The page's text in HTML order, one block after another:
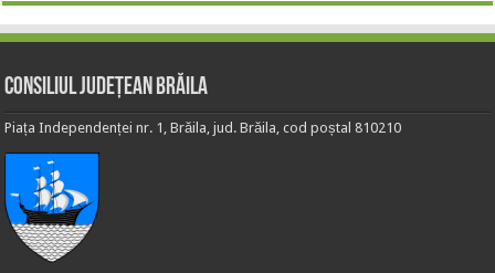
Consiliul Județean Brăila
Piața Independenței nr. 1, Brăila, jud. Brăila, cod poștal 810210